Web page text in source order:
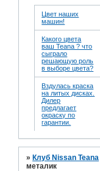
Цвет наших
машин!
Какого цвета
ваш Teana ? что
сыграло
решающую роль
в выборе цвета?
Вздулась краска
на литых дисках.
Дилер
предлагает
окраску по
гарантии.
»Клуб Nissan Teana
металик